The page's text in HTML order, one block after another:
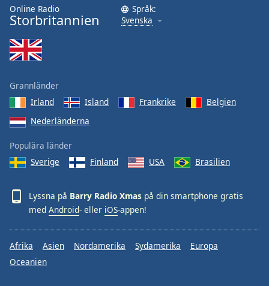
Font
Family
Done
Dialog
dialog
Online Radio
Storbritannien
Språk:
Svenska
Grannländer
Irland
Island Frankrike
Belgien
Nederländerna
Populära länder
Sverige
Finland USA Brasilien
Lyssna på Barry Radio Xmas på din smartphone gratis
med Android- eller iOS-appen!
Afrika Asien Nordamerika Sydamerika
Europa
Oceanien